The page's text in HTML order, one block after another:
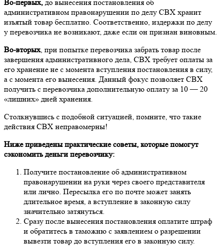
Во-первых, до вынесения постановления об
административном правонарушении по делу СВХ хранит
изъятый товар бесплатно. Соответственно, издержки по делу
у перевозчика не возникают, даже если он признан виновным.
Во-вторых, при попытке перевозчика забрать товар после
завершения административного дела, СВХ требует оплаты за
его хранение не с момента вступления постановления в силу,
а с момента его вынесения. Данный фокус позволяет СВХ
получить с перевозчика дополнительную оплату за 10 — 20
«лишних» дней хранения.
Столкнувшись с подобной ситуацией, помните, что такие
действия СВХ неправомерны!
Ниже приведены практические советы, которые помогут
сэкономить деньги перевозчику:
Получите постановление об административном
правонарушении на руки через своего представителя
или лично. Пересылка его по почте может занять
длительное время, а вступление в законную силу
значительно затянуться.
Сразу после вынесения постановления оплатите штраф
и обратитесь в таможню с заявлением о разрешении
вывезти товар до вступления его в законную силу.